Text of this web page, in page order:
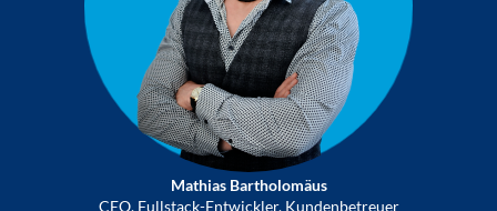
Mathias Bartholomäus
CEO, Fullstack-Entwickler, Kundenbetreuer